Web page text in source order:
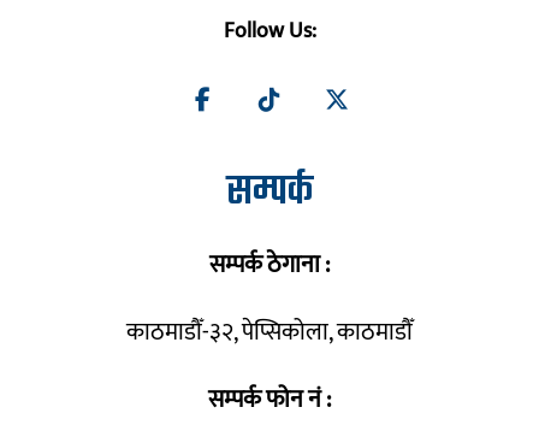
Follow Us:
सम्पर्क
सम्पर्क ठेगाना :
काठमाडौँ-३२, पेप्सिकोला, काठमाडौँ
सम्पर्क फोन नं :